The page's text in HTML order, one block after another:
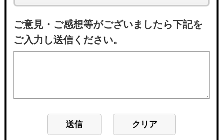
ご意見・ご感想等がございましたら下記を
ご入力し送信ください。